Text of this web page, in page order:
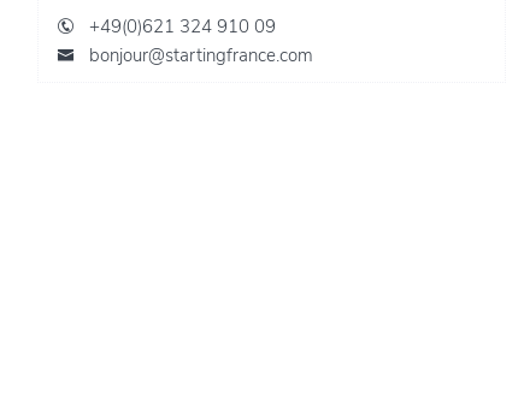
+49(0)621 324 910 09
bonjour@startingfrance.com